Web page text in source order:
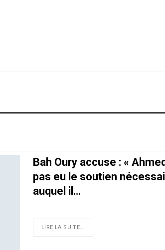
Bah Oury accuse : «
pas eu le soutien
auquel il…
LIRE LA SUITE...